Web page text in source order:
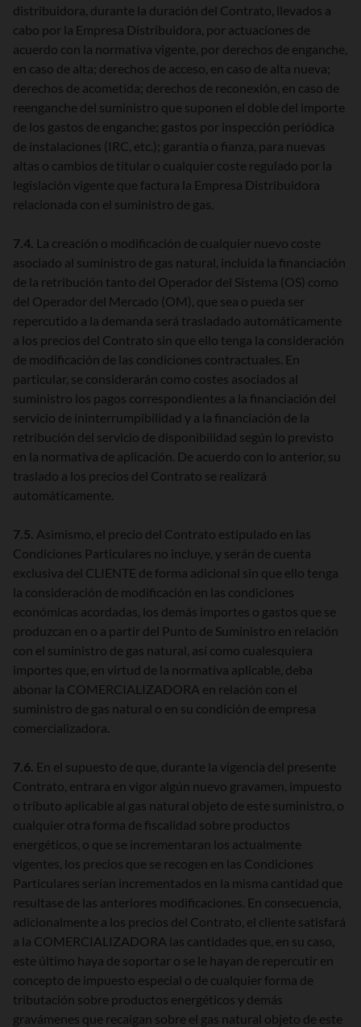
distribuidora, durante la duración del Contrato, llevados a
cabo por la Empresa Distribuidora, por actuaciones de
acuerdo con la normativa vigente, por derechos de enganche,
en caso de alta; derechos de acceso, en caso de alta nueva;
derechos de acometida; derechos de reconexión, en caso de
reenganche del suministro que suponen el doble del importe
de los gastos de enganche; gastos por inspección periódica
de instalaciones (IRC, etc.); garantía o fianza, para nuevas
altas o cambios de titular o cualquier coste regulado por la
legislación vigente que factura la Empresa Distribuidora
relacionada con el suministro de gas.
7.4. La creación o modificación de cualquier nuevo coste
asociado al suministro de gas natural, incluida la financiación
de la retribución tanto del Operador del Sistema (OS) como
del Operador del Mercado (OM), que sea o pueda ser
repercutido a la demanda será trasladado automáticamente
a los precios del Contrato sin que ello tenga la consideración
de modificación de las condiciones contractuales. En
particular, se considerarán como costes asociados al
suministro los pagos correspondientes a la financiación del
servicio de ininterrumpibilidad y a la financiación de la
retribución del servicio de disponibilidad según lo previsto
en la normativa de aplicación. De acuerdo con lo anterior, su
traslado a los precios del Contrato se realizará
automáticamente.
7.5. Asimismo, el precio del Contrato estipulado en las
Condiciones Particulares no incluye, y serán de cuenta
exclusiva del CLIENTE de forma adicional sin que ello tenga
la consideración de modificación en las condiciones
económicas acordadas, los demás importes o gastos que se
produzcan en o a partir del Punto de Suministro en relación
con el suministro de gas natural, así como cualesquiera
importes que, en virtud de la normativa aplicable, deba
abonar la COMERCIALIZADORA en relación con el
suministro de gas natural o en su condición de empresa
comercializadora.
7.6. En el supuesto de que, durante la vigencia del presente
Contrato, entrara en vigor algún nuevo gravamen, impuesto
o tributo aplicable al gas natural objeto de este suministro, o
cualquier otra forma de fiscalidad sobre productos
energéticos, o que se incrementaran los actualmente
vigentes, los precios que se recogen en las Condiciones
Particulares serían incrementados en la misma cantidad que
resultase de las anteriores modificaciones. En consecuencia,
adicionalmente a los precios del Contrato, el cliente satisfará
a la COMERCIALIZADORA las cantidades que, en su caso,
este último haya de soportar o se le hayan de repercutir en
concepto de impuesto especial o de cualquier forma de
tributación sobre productos energéticos y demás
gravámenes que recaigan sobre el gas natural objeto de este